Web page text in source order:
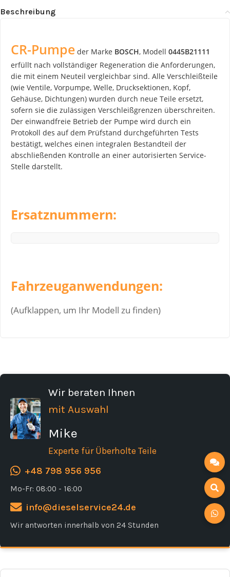
Beschreibung
CR-Pumpe der Marke BOSCH, Modell 0445B21111
erfüllt nach vollständiger Regeneration die Anforderungen,
die mit einem Neuteil vergleichbar sind. Alle Verschleißteile
(wie Ventile, Vorpumpe, Welle, Drucksektionen, Kopf,
Gehäuse, Dichtungen) wurden durch neue Teile ersetzt,
sofern sie die zulässigen Verschleißgrenzen überschreiten.
Der einwandfreie Betrieb der Pumpe wird durch ein
Protokoll des auf dem Prüfstand durchgeführten Tests
bestätigt, welches einen integralen Bestandteil der
abschließenden Kontrolle an einer autorisierten Service-
Stelle darstellt.
Ersatznummern:
Fahrzeuganwendungen:
(Aufklappen, um Ihr Modell zu finden)
Wir beraten Ihnen
mit Auswahl
Mike
Experte für Überholte Teile
+48 798 956 956
Mo-Fr: 08:00 - 16:00
info@dieselservice24.de
Wir antworten innerhalb von 24 Stunden